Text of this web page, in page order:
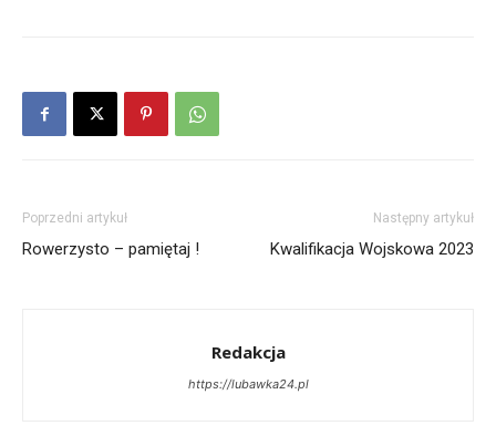
Poprzedni artykuł
Rowerzysto – pamiętaj !
Następny artykuł
Kwalifikacja Wojskowa 2023
Redakcja
https://lubawka24.pl